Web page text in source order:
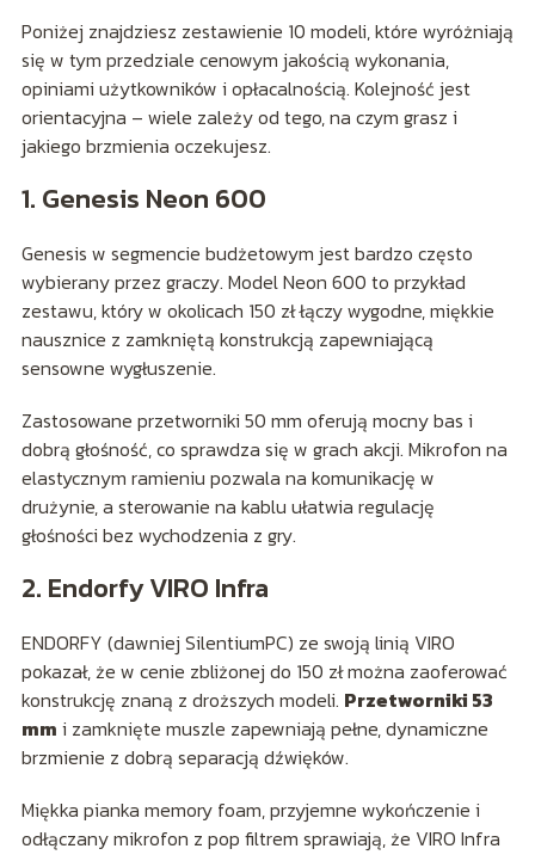
Poniżej znajdziesz zestawienie 10 modeli, które wyróżniają
się w tym przedziale cenowym jakością wykonania,
opiniami użytkowników i opłacalnością. Kolejność jest
orientacyjna – wiele zależy od tego, na czym grasz i
jakiego brzmienia oczekujesz.
1. Genesis Neon 600
Genesis w segmencie budżetowym jest bardzo często
wybierany przez graczy. Model Neon 600 to przykład
zestawu, który w okolicach 150 zł łączy wygodne, miękkie
nausznice z zamkniętą konstrukcją zapewniającą
sensowne wygłuszenie.
Zastosowane przetworniki 50 mm oferują mocny bas i
dobrą głośność, co sprawdza się w grach akcji. Mikrofon na
elastycznym ramieniu pozwala na komunikację w
drużynie, a sterowanie na kablu ułatwia regulację
głośności bez wychodzenia z gry.
2. Endorfy VIRO Infra
ENDORFY (dawniej SilentiumPC) ze swoją linią VIRO
pokazał, że w cenie zbliżonej do 150 zł można zaoferować
konstrukcję znaną z droższych modeli. Przetworniki 53
mm i zamknięte muszle zapewniają pełne, dynamiczne
brzmienie z dobrą separacją dźwięków.
Miękka pianka memory foam, przyjemne wykończenie i
odłączany mikrofon z pop filtrem sprawiają, że VIRO Infra